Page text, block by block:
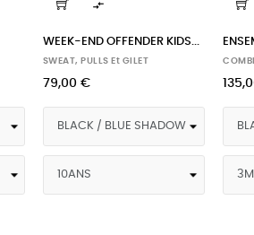

WEEK-END OFFENDER KIDS...
SWEAT, PULLS Et GILET
79,00 €